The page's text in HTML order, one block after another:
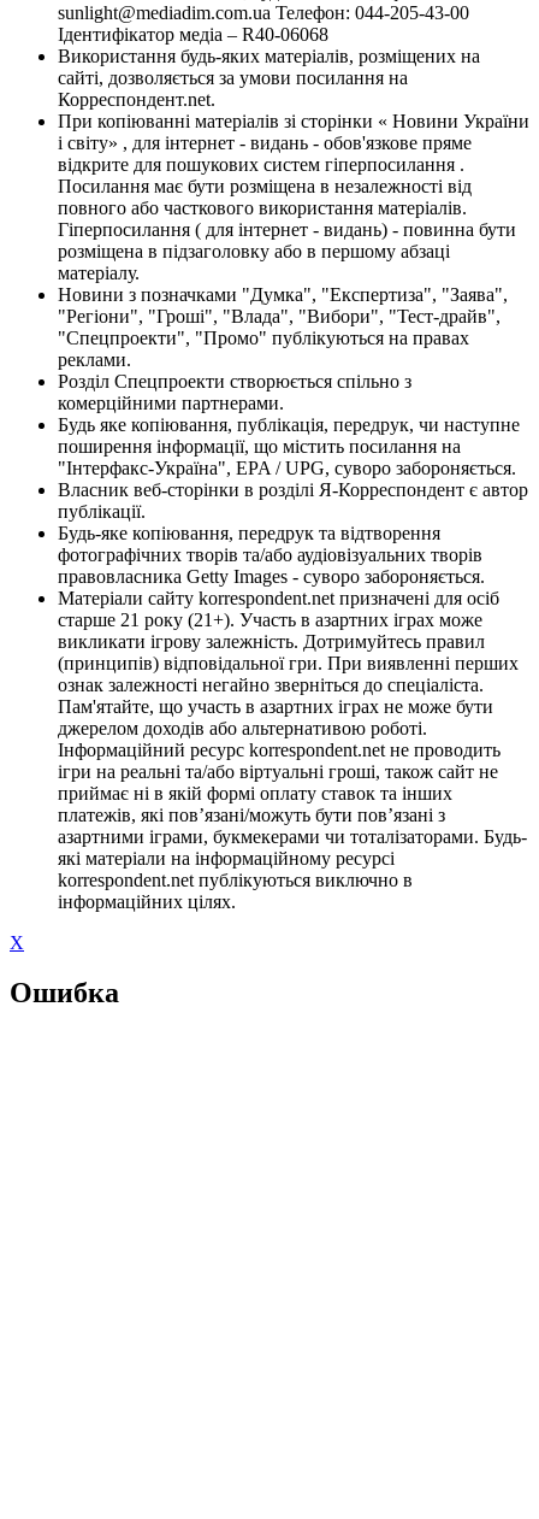
sunlight@mediadim.com.ua Телефон: 044-205-43-00
Ідентифікатор медіа – R40-06068
Використання будь-яких матеріалів, розміщених на
сайті, дозволяється за умови посилання на
Корреспондент.net.
При копіюванні матеріалів зі сторінки « Новини України
і світу» , для інтернет - видань - обов'язкове пряме
відкрите для пошукових систем гіперпосилання .
Посилання має бути розміщена в незалежності від
повного або часткового використання матеріалів.
Гіперпосилання ( для інтернет - видань) - повинна бути
розміщена в підзаголовку або в першому абзаці
матеріалу.
Новини з позначками "Думка", "Експертиза", "Заява",
"Регіони", "Гроші", "Влада", "Вибори", "Тест-драйв",
"Спецпроекти", "Промо" публікуються на правах
реклами.
Розділ Спецпроекти створюється спільно з
комерційними партнерами.
Будь яке копіювання, публікація, передрук, чи наступне
поширення інформації, що містить посилання на
"Інтерфакс-Україна", EPA / UPG, суворо забороняється.
Власник веб-сторінки в розділі Я-Корреспондент є автор
публікації.
Будь-яке копіювання, передрук та відтворення
фотографічних творів та/або аудіовізуальних творів
правовласника Getty Images - суворо забороняється.
Матеріали сайту korrespondent.net призначені для осіб
старше 21 року (21+). Участь в азартних іграх може
викликати ігрову залежність. Дотримуйтесь правил
(принципів) відповідальної гри. При виявленні перших
ознак залежності негайно зверніться до спеціаліста.
Пам'ятайте, що участь в азартних іграх не може бути
джерелом доходів або альтернативою роботі.
Інформаційний ресурс korrespondent.net не проводить
ігри на реальні та/або віртуальні гроші, також сайт не
приймає ні в якій формі оплату ставок та інших
платежів, які пов’язані/можуть бути пов’язані з
азартними іграми, букмекерами чи тоталізаторами. Будь-
які матеріали на інформаційному ресурсі
korrespondent.net публікуються виключно в
інформаційних цілях.
X
Ошибка